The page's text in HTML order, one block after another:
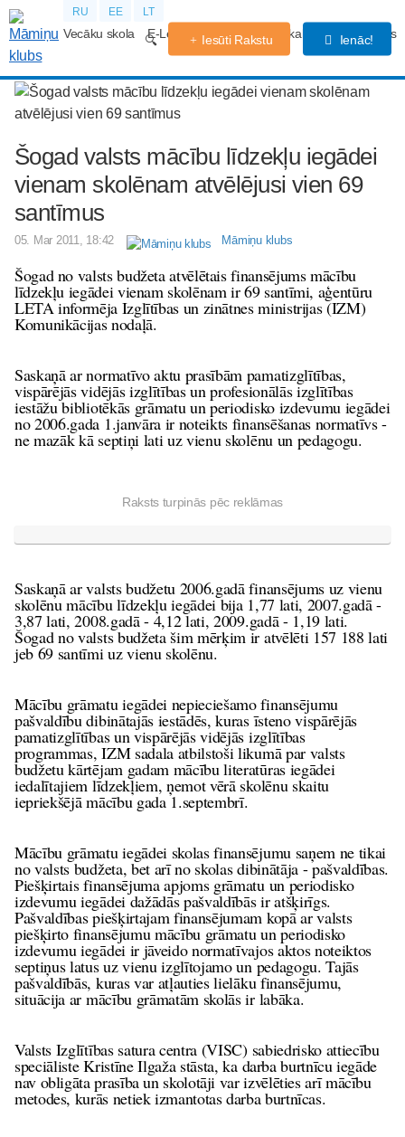
RU EE LT
Vecāku skola E-Lekcijas Grūtniecības kalendārs Forums
Iesūti Rakstu Ienāc!
Šogad valsts mācību līdzekļu iegādei
vienam skolēnam atvēlējusi vien 69
santīmus
05. Mar 2011, 18:42 Māmiņu klubs
Šogad no valsts budžeta atvēlētais finansējums mācību
līdzekļu iegādei vienam skolēnam ir 69 santīmi, aģentūru
LETA informēja Izglītības un zinātnes ministrijas (IZM)
Komunikācijas nodaļā.
Saskaņā ar normatīvo aktu prasībām pamatizglītības,
vispārējās vidējās izglītības un profesionālās izglītības
iestāžu bibliotēkās grāmatu un periodisko izdevumu iegādei
no 2006.gada 1.janvāra ir noteikts finansēšanas normatīvs -
ne mazāk kā septiņi lati uz vienu skolēnu un pedagogu.
Raksts turpinās pēc reklāmas
Saskaņā ar valsts budžetu 2006.gadā finansējums uz vienu
skolēnu mācību līdzekļu iegādei bija 1,77 lati, 2007.gadā -
3,87 lati, 2008.gadā - 4,12 lati, 2009.gadā - 1,19 lati.
Šogad no valsts budžeta šim mērķim ir atvēlēti 157 188 lati
jeb 69 santīmi uz vienu skolēnu.
Mācību grāmatu iegādei nepieciešamo finansējumu
pašvaldību dibinātajās iestādēs, kuras īsteno vispārējās
pamatizglītības un vispārējās vidējās izglītības
programmas, IZM sadala atbilstoši likumā par valsts
budžetu kārtējam gadam mācību literatūras iegādei
iedalītajiem līdzekļiem, ņemot vērā skolēnu skaitu
iepriekšējā mācību gada 1.septembrī.
Mācību grāmatu iegādei skolas finansējumu saņem ne tikai
no valsts budžeta, bet arī no skolas dibinātāja - pašvaldības.
Piešķirtais finansējuma apjoms grāmatu un periodisko
izdevumu iegādei dažādās pašvaldībās ir atšķirīgs.
Pašvaldības piešķirtajam finansējumam kopā ar valsts
piešķirto finansējumu mācību grāmatu un periodisko
izdevumu iegādei ir jāveido normatīvajos aktos noteiktos
septiņus latus uz vienu izglītojamo un pedagogu. Tajās
pašvaldībās, kuras var atļauties lielāku finansējumu,
situācija ar mācību grāmatām skolās ir labāka.
Valsts Izglītības satura centra (VISC) sabiedrisko attiecību
speciāliste Kristīne Ilgaža stāsta, ka darba burtnīcu iegāde
nav obligāta prasība un skolotāji var izvēlēties arī mācību
metodes, kurās netiek izmantotas darba burtnīcas.